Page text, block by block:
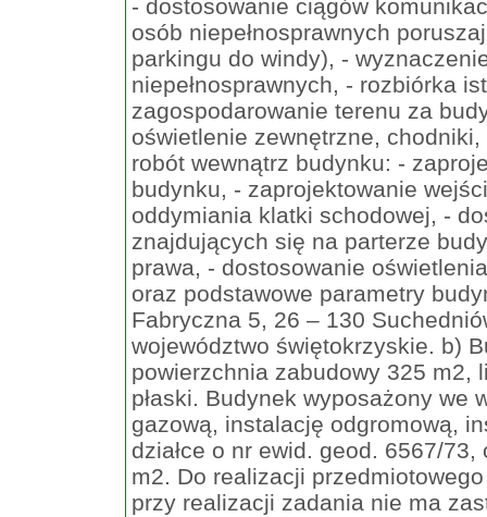
- dostosowanie ciągów
osób niepełnosprawnych
parkingu do windy), -
niepełnosprawnych, - rozbiórka
zagospodarowanie terenu za
oświetlenie zewnętrzne,
robót wewnątrz budynku: -
budynku, - zaprojektowanie
oddymiania klatki schodowej, -
znajdujących się na parterze
prawa, - dostosowanie
oraz podstawowe parametry
Fabryczna 5, 26 – 130
województwo świętokrzyskie. b)
powierzchnia zabudowy 325 m2,
płaski. Budynek wyposażony we
gazową, instalację odgromową,
działce o nr ewid. geod. 6567/
m2. Do realizacji
przy realizacji zadania nie ma